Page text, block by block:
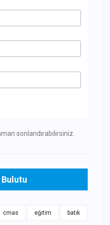
sonlandırabilirsiniz.
cmas eğitim batık